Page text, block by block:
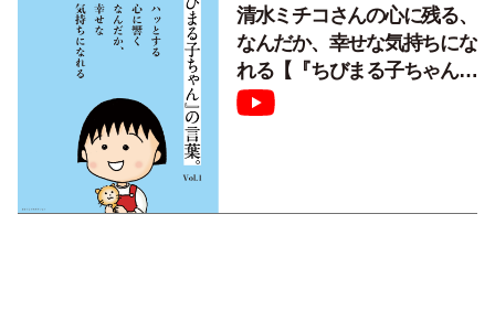
清水ミチコさんの心に残る、
なんだか、幸せな気持ちにな
れる【『ちびまる子ちゃん』
の言葉。Vol.1／動画あり】